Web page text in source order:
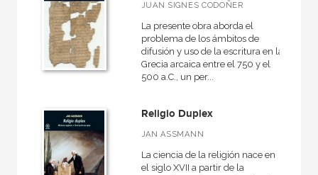
JUAN SIGNES CODOÑER
La presente obra aborda el
problema de los ámbitos de
difusión y uso de la escritura en la
Grecia arcaica entre el 750 y el
500 a.C., un per...
Religio Duplex
JAN ASSMANN
La ciencia de la religión nace en
el siglo XVII a partir de la